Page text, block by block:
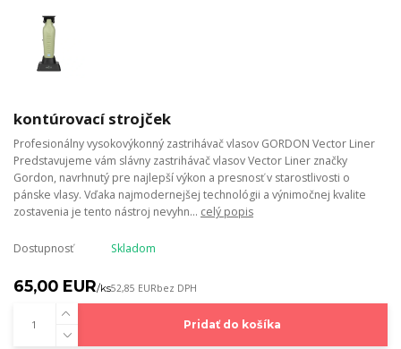
kontúrovací strojček
Profesionálny vysokovýkonný zastrihávač vlasov GORDON Vector Liner
Predstavujeme vám slávny zastrihávač vlasov Vector Liner značky
Gordon, navrhnutý pre najlepší výkon a presnosť v starostlivosti o
pánske vlasy. Vďaka najmodernejšej technológii a výnimočnej kvalite
zostavenia je tento nástroj nevyhn... celý popis
Dostupnosť Skladom
65,00 EUR/ks52,85 EURbez DPH
Pridať do košíka